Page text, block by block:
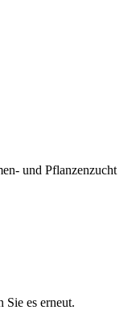
und Pflanzenzucht
Sie es erneut.